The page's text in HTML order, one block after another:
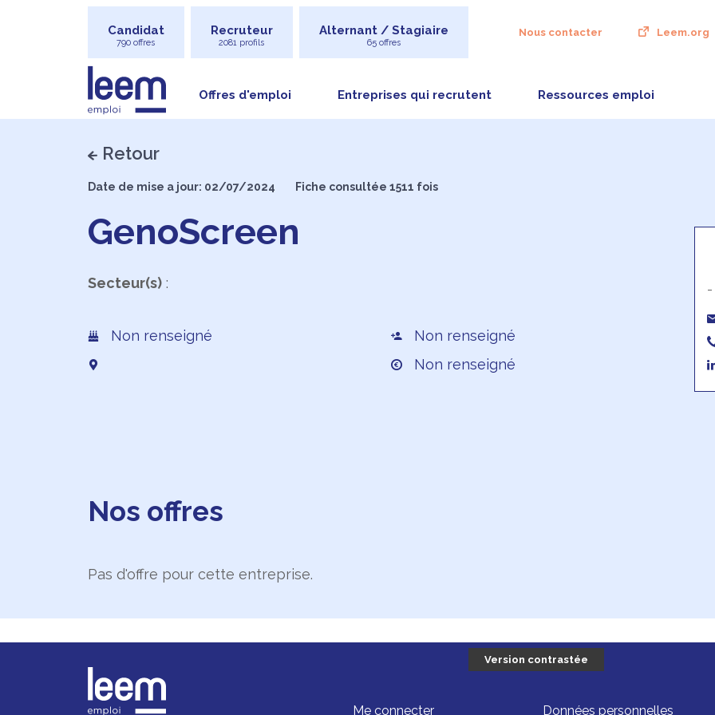
Candidat
790 offres
Recruteur
2081 profils
Alternant / Stagiaire
65 offres
Nous contacter Leem.org
Offres d'emploi Entreprises qui recrutent Ressources emploi
Retour
Date de mise a jour: 02/07/2024 Fiche consultée 1511 fois
GenoScreen
Secteur(s):
Non renseigné
Non renseigné
Non renseigné
-
Nos offres
Pas d'offre pour cette entreprise.
Version contrastée
Me connecter Données personnelles